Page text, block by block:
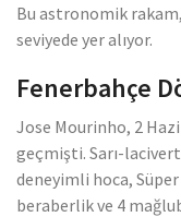
Bu astronomik
seviyede yer alıyor.
Fenerbahçe
Jose Mourinho, 2
geçmişti. Sarı-
deneyimli hoca, Süper
beraberlik ve 4